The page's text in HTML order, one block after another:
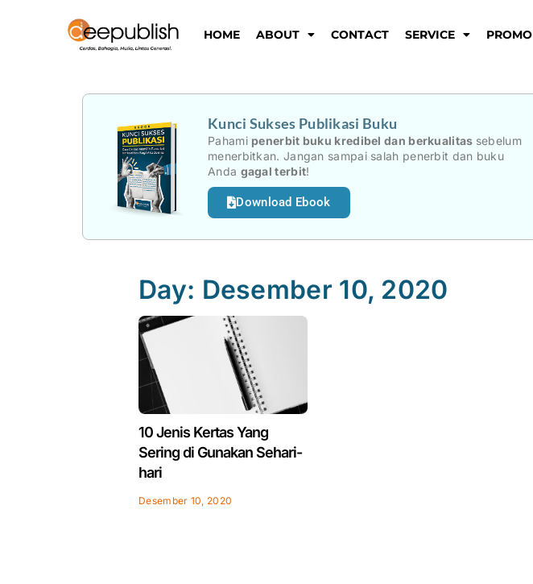
HOME ABOUT CONTACT SERVICE PROMO
Kunci Sukses Publikasi Buku
Pahami penerbit buku kredibel dan berkualitas sebelum
menerbitkan. Jangan sampai salah penerbit dan buku
Anda gagal terbit!
Download Ebook
Day: Desember 10, 2020
10 Jenis Kertas Yang
Sering di Gunakan Sehari-
hari
Desember 10, 2020